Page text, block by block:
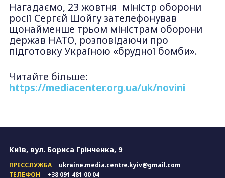
Нагадаємо, 23 жовтня міністр оборони
росії Сергєй Шойгу зателефонував
щонайменше трьом міністрам оборони
держав НАТО, розповідаючи про
підготовку Україною «брудної бомби».
Читайте більше:
https://mediacenter.org.ua/uk/novini
Київ, вул. Бориса Грінченка, 9
ПРЕССЛУЖБА
ukraine.media.centre.kyiv@gmail.com
ТЕЛЕФОН
+38 091 481 00 04